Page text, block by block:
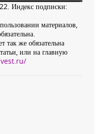
Индекс подписки:
материалов,
так же обязательна
или на главную